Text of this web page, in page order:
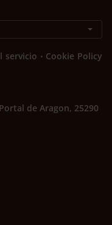
servicio . Cookie Policy
de Aragon, 25290